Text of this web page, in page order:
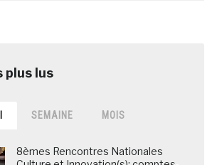
SEMAINE MOIS
8èmes Rencontres Nationales